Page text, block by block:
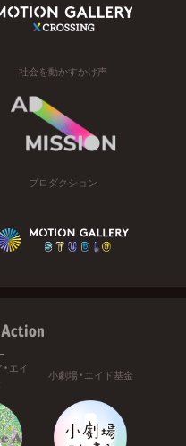
社会を動かすかけ声
プロダクション
エイ
小劇場・エイド基金